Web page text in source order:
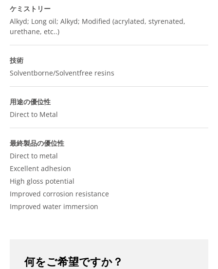
ケミストリー
Alkyd; Long oil; Alkyd; Modified (acrylated, styrenated,
urethane, etc..)
技術
Solventborne/Solventfree resins
用途の優位性
Direct to Metal
最終製品の優位性
Direct to metal
Excellent adhesion
High gloss potential
Improved corrosion resistance
Improved water immersion
何をご希望ですか？